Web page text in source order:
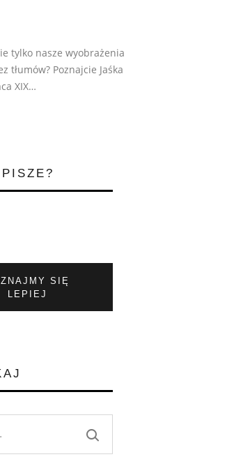
tylko nasze wyobrażenia
Poznajcie Jaśka
XIX…
SIĘ
LEPIEJ